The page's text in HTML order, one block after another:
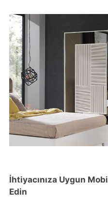
İhtiyacınıza Uygun
Edin